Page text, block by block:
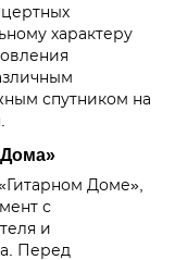
характеру
спутником на
Дома»
Доме»,
с
и
Перед